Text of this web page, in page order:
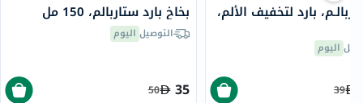
بخاخ بارد ستاربالم، 150 مل
التوصيل اليوم
35
50
بارد لتخفيف الألم،
اليوم
39